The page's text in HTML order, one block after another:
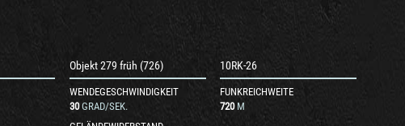
Objekt 279 früh (726)
WENDEGESCHWINDIGKEIT
30 GRAD/SEK.
10RK-26
FUNKREICHWEITE
720 M